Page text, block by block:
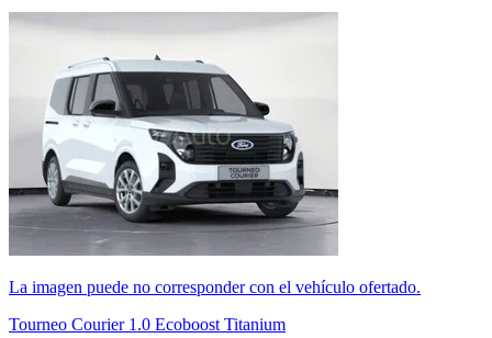
La imagen puede no corresponder con el vehículo ofertado.
Tourneo Courier 1.0 Ecoboost Titanium